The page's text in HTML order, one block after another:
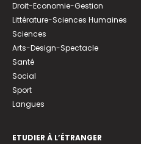
Droit-Economie-Gestion
Littérature-Sciences Humaines
Sciences
Arts-Design-Spectacle
Santé
Social
Sport
Langues
ETUDIER À L’ÉTRANGER